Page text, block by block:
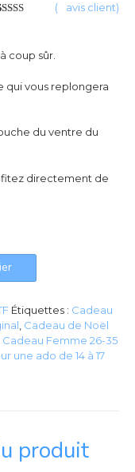
( avis client)
coup sûr.
qui vous replongera
du ventre du
directement de
Étiquettes : Cadeau
Cadeau de Noël
Cadeau Femme 26-35
une ado de 14 à 17
produit